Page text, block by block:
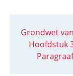
Grondwet
Hoofdstuk